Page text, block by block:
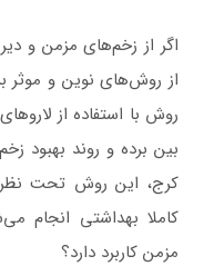
اگر از زخم‌های مزمن و
از روش‌های نوین و موثر
روش با استفاده از
بین برده و روند بهبود
کرج، این روش تحت
کاملا بهداشتی انجام
مزمن کاربرد دارد؟